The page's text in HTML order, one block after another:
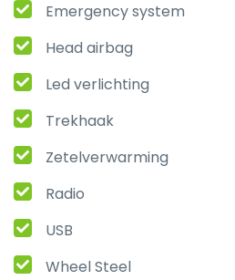
Emergency system
Head airbag
Led verlichting
Trekhaak
Zetelverwarming
Radio
USB
Wheel Steel